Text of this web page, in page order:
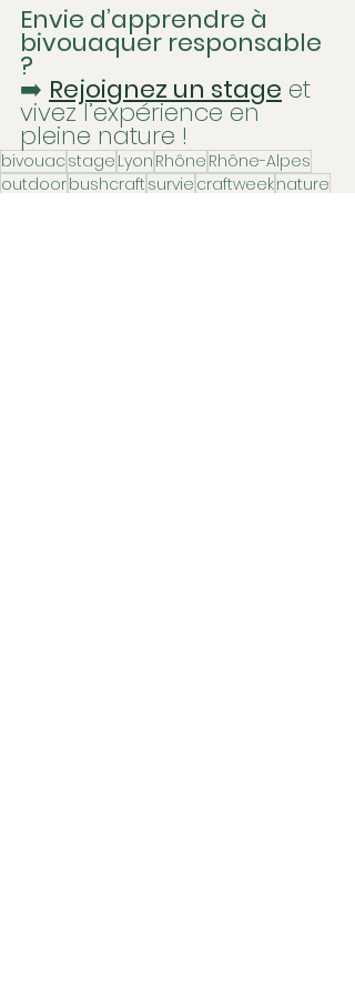
Envie d’apprendre à
bivouaquer responsable
?
➡️ Rejoignez un stage et
vivez l’expérience en
pleine nature !
bivouacstage Lyon Rhône Rhône-Alpes
outdoorbushcraft survie craftweeknature